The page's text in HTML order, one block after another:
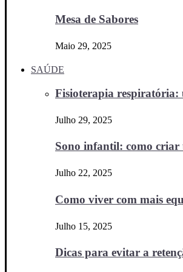
Mesa de Sabores
Maio 29, 2025
SAÚDE
Fisioterapia respiratória:
Julho 29, 2025
Sono infantil: como
Julho 22, 2025
Como viver com mais
Julho 15, 2025
Dicas para evitar a